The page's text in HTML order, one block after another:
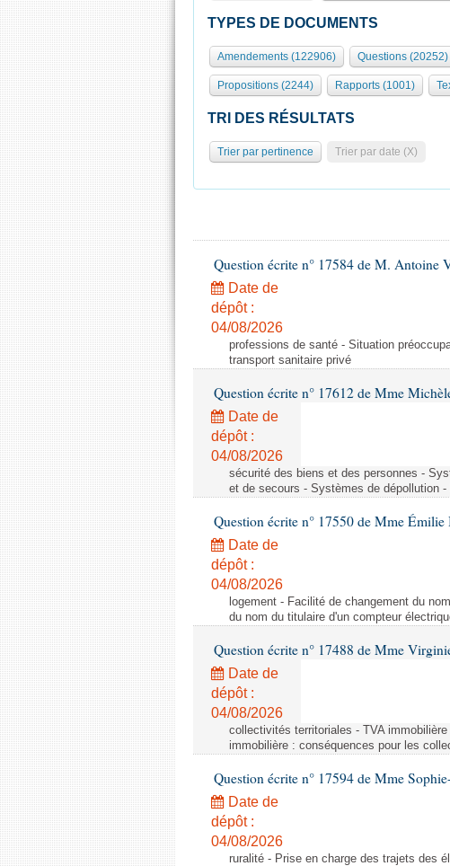
TYPES DE DOCUMENTS
Amendements (122906) Questions (20252)
Propositions (2244) Rapports (1001)
TRI DES RÉSULTATS
Trier par pertinence Trier par date (X)
Question écrite n° 17584 de M. Antoine
Date de
dépôt :
04/08/2026
professions de santé - Situation
transport sanitaire privé
Question écrite n° 17612 de Mme
Date de
dépôt :
04/08/2026
sécurité des biens et des personnes -
et de secours - Systèmes de dépollution
Question écrite n° 17550 de Mme
Date de
dépôt :
04/08/2026
logement - Facilité de changement du
du nom du titulaire d'un compteur
Question écrite n° 17488 de Mme
Date de
dépôt :
04/08/2026
collectivités territoriales - TVA
immobilière : conséquences pour les
Question écrite n° 17594 de Mme
Date de
dépôt :
04/08/2026
ruralité - Prise en charge des trajets des